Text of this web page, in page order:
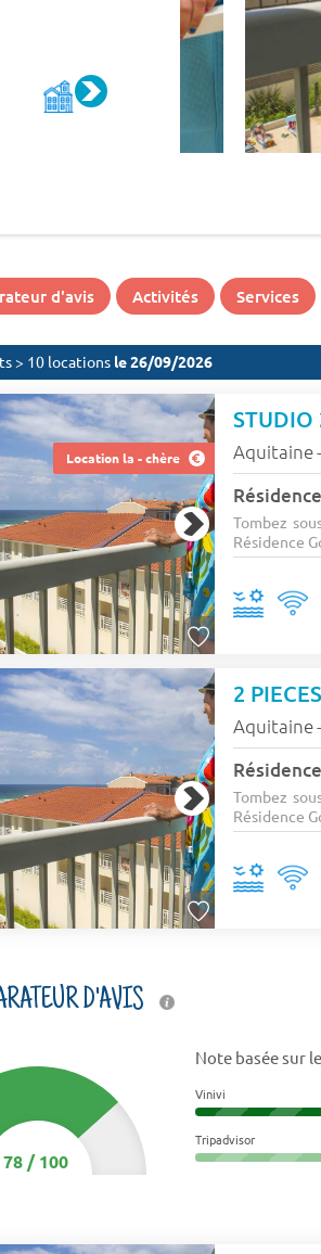
d'avis Activités Services
> 10 locations le 26/09/2026
Location la - chère
STUDIO
Aquitaine-
Tombez
Résidence
2
Aquitaine-
Tombez
Résidence
D'AVIS
78/100
Note basée sur
Vinivi
Tripadvisor